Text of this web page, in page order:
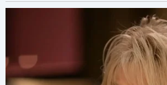
выходить куда-то с
личного пространства. У
доказательств, но это не
была в самих обвинениях. В
постоянном газлайтинге.